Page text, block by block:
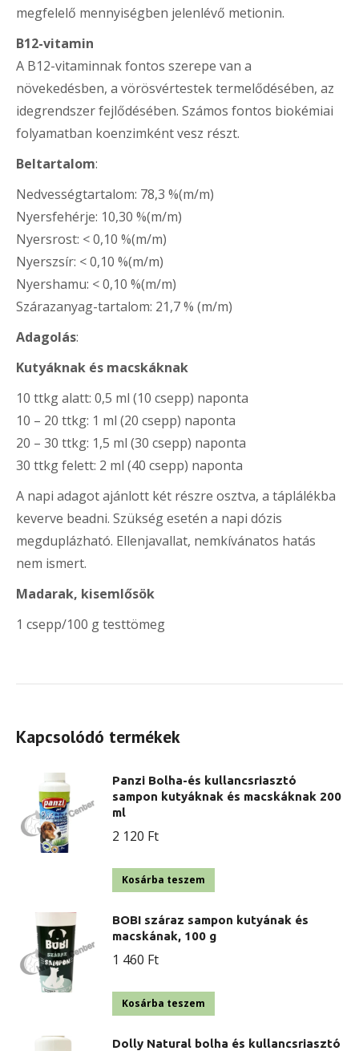
megfelelő mennyiségben jelenlévő metionin.
B12-vitamin
A B12-vitaminnak fontos szerepe van a
növekedésben, a vörösvértestek termelődésében, az
idegrendszer fejlődésében. Számos fontos biokémiai
folyamatban koenzimként vesz részt.
Beltartalom:
Nedvességtartalom: 78,3 %(m/m)
Nyersfehérje: 10,30 %(m/m)
Nyersrost: < 0,10 %(m/m)
Nyerszsír: < 0,10 %(m/m)
Nyershamu: < 0,10 %(m/m)
Szárazanyag-tartalom: 21,7 % (m/m)
Adagolás:
Kutyáknak és macskáknak
10 ttkg alatt: 0,5 ml (10 csepp) naponta
10 – 20 ttkg: 1 ml (20 csepp) naponta
20 – 30 ttkg: 1,5 ml (30 csepp) naponta
30 ttkg felett: 2 ml (40 csepp) naponta
A napi adagot ajánlott két részre osztva, a táplálékba
keverve beadni. Szükség esetén a napi dózis
megduplázható. Ellenjavallat, nemkívánatos hatás
nem ismert.
Madarak, kisemlősök
1 csepp/100 g testtömeg
Kapcsolódó termékek
Panzi Bolha-és kullancsriasztó
sampon kutyáknak és macskáknak 200
ml
2 120 Ft
Kosárba teszem
BOBI száraz sampon kutyának és
macskának, 100 g
1 460 Ft
Kosárba teszem
Dolly Natural bolha és kullancsriasztó